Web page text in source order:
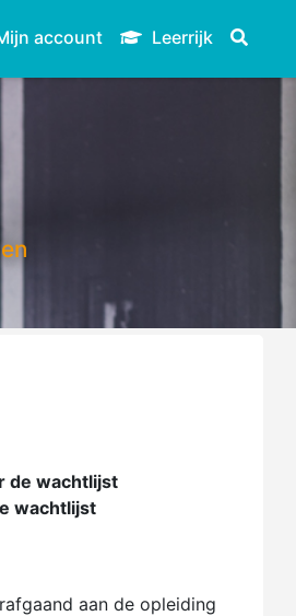
account Leerrijk
de wachtlijst
wachtlijst
aan de opleiding